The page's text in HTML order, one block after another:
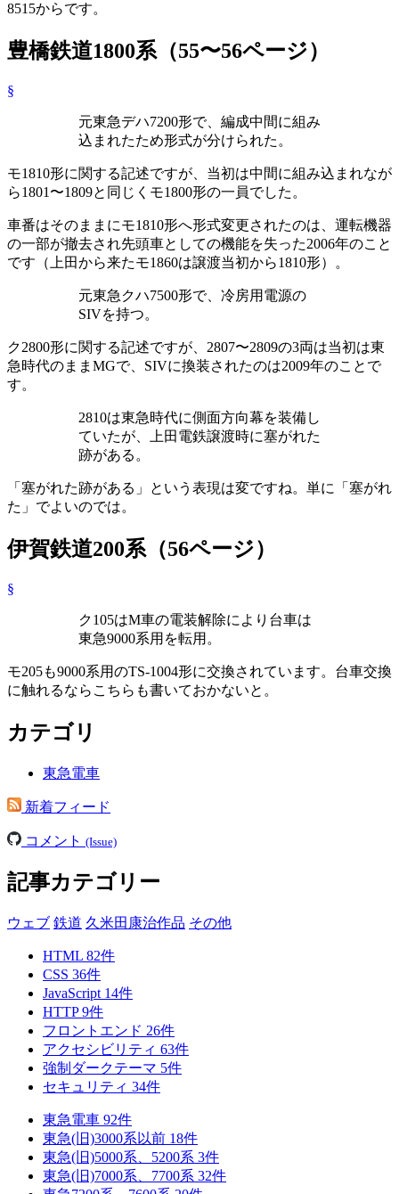
8515からです。
豊橋鉄道1800系（55〜56ページ）
§
元東急デハ7200形で、編成中間に組み
込まれたため形式が分けられた。
モ1810形に関する記述ですが、当初は中間に組み込まれなが
ら1801〜1809と同じくモ1800形の一員でした。
車番はそのままにモ1810形へ形式変更されたのは、運転機器
の一部が撤去され先頭車としての機能を失った2006年のこと
です（上田から来たモ1860は譲渡当初から1810形）。
元東急クハ7500形で、冷房用電源の
SIVを持つ。
ク2800形に関する記述ですが、2807〜2809の3両は当初は東
急時代のままMGで、SIVに換装されたのは2009年のことで
す。
2810は東急時代に側面方向幕を装備し
ていたが、上田電鉄譲渡時に塞がれた
跡がある。
「塞がれた跡がある」という表現は変ですね。単に「塞がれ
た」でよいのでは。
伊賀鉄道200系（56ページ）
§
ク105はM車の電装解除により台車は
東急9000系用を転用。
モ205も9000系用のTS-1004形に交換されています。台車交換
に触れるならこちらも書いておかないと。
カテゴリ
東急電車
新着フィード
コメント (Issue)
記事カテゴリー
ウェブ 鉄道 久米田康治作品 その他
HTML 82件
CSS 36件
JavaScript 14件
HTTP9件
フロントエンド 26件
アクセシビリティ 63件
強制ダークテーマ 5件
セキュリティ 34件
東急電車 92件
東急(旧)3000系以前 18件
東急(旧)5000系、5200系 3件
東急(旧)7000系、7700系 32件